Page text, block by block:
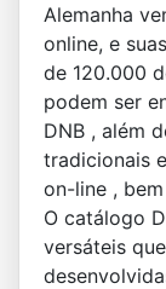
Alemanha
online, e
de 120.000
podem ser
DNB , além
tradicionais
on-line ,
O catálogo
versáteis